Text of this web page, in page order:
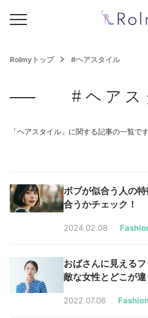
Rolmyトップ #ヘアスタイル
#ヘアス
「ヘアスタイル」に関する記事の一覧です
ボブが似合う人の
合うかチェック！
2024.02.08
おばさんに見える
敵な女性とどこが違
2022.07.06